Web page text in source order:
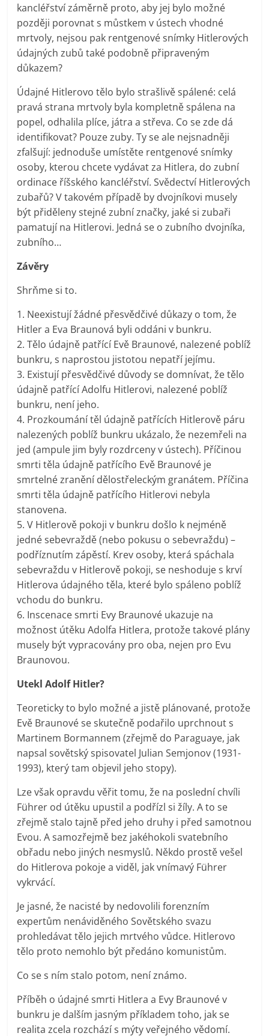
kancléřství záměrně proto, aby jej bylo možné
později porovnat s můstkem v ústech vhodné
mrtvoly, nejsou pak rentgenové snímky Hitlerových
údajných zubů také podobně připraveným
důkazem?
Údajné Hitlerovo tělo bylo strašlivě spálené: celá
pravá strana mrtvoly byla kompletně spálena na
popel, odhalila plíce, játra a střeva. Co se zde dá
identifikovat? Pouze zuby. Ty se ale nejsnadněji
zfalšují: jednoduše umístěte rentgenové snímky
osoby, kterou chcete vydávat za Hitlera, do zubní
ordinace říšského kancléřství. Svědectví Hitlerových
zubařů? V takovém případě by dvojníkovi musely
být přiděleny stejné zubní značky, jaké si zubaři
pamatují na Hitlerovi. Jedná se o zubního dvojníka,
zubního…
Závěry
Shrňme si to.
1. Neexistují žádné přesvědčivé důkazy o tom, že
Hitler a Eva Braunová byli oddáni v bunkru.
2. Tělo údajně patřící Evě Braunové, nalezené poblíž
bunkru, s naprostou jistotou nepatří jejímu.
3. Existují přesvědčivé důvody se domnívat, že tělo
údajně patřící Adolfu Hitlerovi, nalezené poblíž
bunkru, není jeho.
4. Prozkoumání těl údajně patřících Hitlerově páru
nalezených poblíž bunkru ukázalo, že nezemřeli na
jed (ampule jim byly rozdrceny v ústech). Příčinou
smrti těla údajně patřícího Evě Braunové je
smrtelné zranění dělostřeleckým granátem. Příčina
smrti těla údajně patřícího Hitlerovi nebyla
stanovena.
5. V Hitlerově pokoji v bunkru došlo k nejméně
jedné sebevraždě (nebo pokusu o sebevraždu) –
podříznutím zápěstí. Krev osoby, která spáchala
sebevraždu v Hitlerově pokoji, se neshoduje s krví
Hitlerova údajného těla, které bylo spáleno poblíž
vchodu do bunkru.
6. Inscenace smrti Evy Braunové ukazuje na
možnost útěku Adolfa Hitlera, protože takové plány
musely být vypracovány pro oba, nejen pro Evu
Braunovou.
Utekl Adolf Hitler?
Teoreticky to bylo možné a jistě plánované, protože
Evě Braunové se skutečně podařilo uprchnout s
Martinem Bormannem (zřejmě do Paraguaye, jak
napsal sovětský spisovatel Julian Semjonov (1931-
1993), který tam objevil jeho stopy).
Lze však opravdu věřit tomu, že na poslední chvíli
Führer od útěku upustil a podřízl si žíly. A to se
zřejmě stalo tajně před jeho druhy i před samotnou
Evou. A samozřejmě bez jakéhokoli svatebního
obřadu nebo jiných nesmyslů. Někdo prostě vešel
do Hitlerova pokoje a viděl, jak vnímavý Führer
vykrvácí.
Je jasné, že nacisté by nedovolili forenzním
expertům nenáviděného Sovětského svazu
prohledávat tělo jejich mrtvého vůdce. Hitlerovo
tělo proto nemohlo být předáno komunistům.
Co se s ním stalo potom, není známo.
Příběh o údajné smrti Hitlera a Evy Braunové v
bunkru je dalším jasným příkladem toho, jak se
realita zcela rozchází s mýty veřejného vědomí.